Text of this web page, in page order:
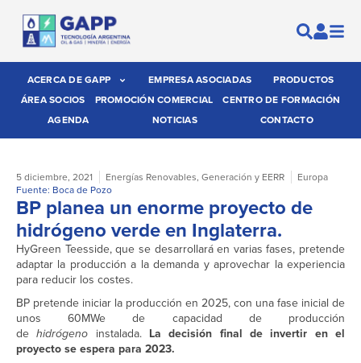
ACERCA DE GAPP EMPRESA ASOCIADAS
PRODUCTOS
ÁREA SOCIOS
PROMOCIÓN COMERCIAL
CENTRO DE FORMACIÓN
AGENDA
NOTICIAS CONTACTO
5 diciembre, 2021 Energías Renovables, Generación y EERR
Europa
Fuente: Boca de Pozo
BP planea un enorme proyecto de
hidrógeno verde en Inglaterra.
HyGreen Teesside, que se desarrollará en varias fases, pretende
adaptar la producción a la demanda y aprovechar la experiencia
para reducir los costes.
BP pretende iniciar la producción en 2025, con una fase inicial de
unos 60MWe de capacidad de producción
dehidrógeno instalada. La decisión final de invertir en el
proyecto se espera para 2023.